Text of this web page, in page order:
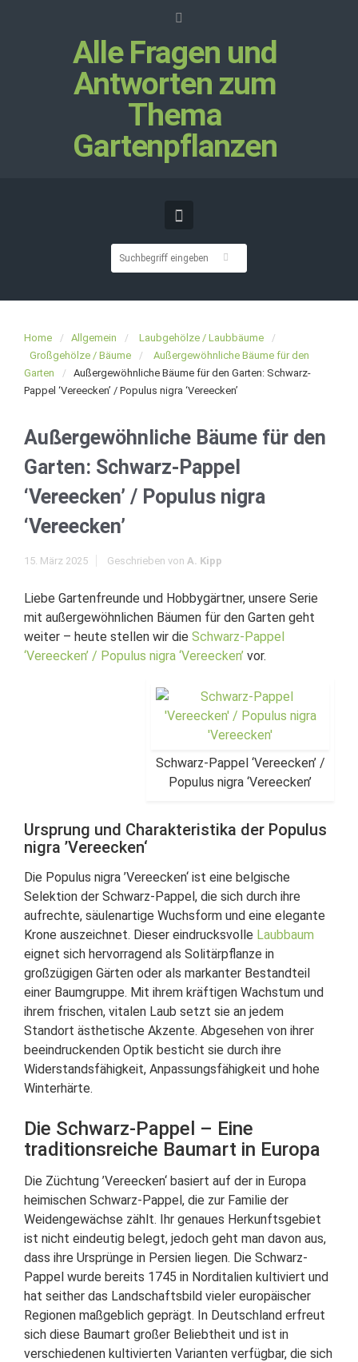
Alle Fragen und
Antworten zum
Thema
Gartenpflanzen
Home Allgemein
Laubgehölze / Laubbäume
Großgehölze / Bäume
Außergewöhnliche Bäume für den
Garten
Außergewöhnliche Bäume für den Garten: Schwarz-
Pappel ‘Vereecken’ / Populus nigra ‘Vereecken’
Außergewöhnliche Bäume für den
Garten: Schwarz-Pappel
‘Vereecken’ / Populus nigra
‘Vereecken’
15. März 2025 Geschrieben von A. Kipp
Liebe Gartenfreunde und Hobbygärtner, unsere Serie
mit außergewöhnlichen Bäumen für den Garten geht
weiter – heute stellen wir die Schwarz-Pappel
‘Vereecken’ / Populus nigra ‘Vereecken’ vor.
Schwarz-Pappel ‘Vereecken’ /
Populus nigra ‘Vereecken’
Ursprung und Charakteristika der Populus
nigra ’Vereecken‘
Die Populus nigra ’Vereecken‘ ist eine belgische
Selektion der Schwarz-Pappel, die sich durch ihre
aufrechte, säulenartige Wuchsform und eine elegante
Krone auszeichnet. Dieser eindrucksvolle Laubbaum
eignet sich hervorragend als Solitärpflanze in
großzügigen Gärten oder als markanter Bestandteil
einer Baumgruppe. Mit ihrem kräftigen Wachstum und
ihrem frischen, vitalen Laub setzt sie an jedem
Standort ästhetische Akzente. Abgesehen von ihrer
beeindruckenden Optik besticht sie durch ihre
Widerstandsfähigkeit, Anpassungsfähigkeit und hohe
Winterhärte.
Die Schwarz-Pappel – Eine
traditionsreiche Baumart in Europa
Die Züchtung ’Vereecken‘ basiert auf der in Europa
heimischen Schwarz-Pappel, die zur Familie der
Weidengewächse zählt. Ihr genaues Herkunftsgebiet
ist nicht eindeutig belegt, jedoch geht man davon aus,
dass ihre Ursprünge in Persien liegen. Die Schwarz-
Pappel wurde bereits 1745 in Norditalien kultiviert und
hat seither das Landschaftsbild vieler europäischer
Regionen maßgeblich geprägt. In Deutschland erfreut
sich diese Baumart großer Beliebtheit und ist in
verschiedenen kultivierten Varianten verfügbar, die sich